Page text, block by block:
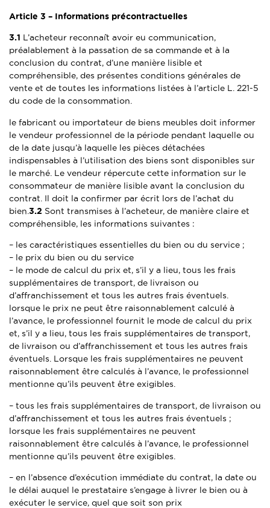
Article 3 – Informations précontractuelles
3.1 L’acheteur reconnaît avoir eu communication,
préalablement à la passation de sa commande et à la
conclusion du contrat, d’une manière lisible et
compréhensible, des présentes conditions générales de
vente et de toutes les informations listées à l’article L. 221-5
du code de la consommation.
le fabricant ou importateur de biens meubles doit informer
le vendeur professionnel de la période pendant laquelle ou
de la date jusqu’à laquelle les pièces détachées
indispensables à l’utilisation des biens sont disponibles sur
le marché. Le vendeur répercute cette information sur le
consommateur de manière lisible avant la conclusion du
contrat. Il doit la confirmer par écrit lors de l’achat du
bien. 3.2 Sont transmises à l’acheteur, de manière claire et
compréhensible, les informations suivantes :
– les caractéristiques essentielles du bien ou du service ;
– le prix du bien ou du service
– le mode de calcul du prix et, s’il y a lieu, tous les frais
supplémentaires de transport, de livraison ou
d’affranchissement et tous les autres frais éventuels.
lorsque le prix ne peut être raisonnablement calculé à
l’avance, le professionnel fournit le mode de calcul du prix
et, s’il y a lieu, tous les frais supplémentaires de transport,
de livraison ou d’affranchissement et tous les autres frais
éventuels. Lorsque les frais supplémentaires ne peuvent
raisonnablement être calculés à l’avance, le professionnel
mentionne qu’ils peuvent être exigibles.
– tous les frais supplémentaires de transport, de livraison ou
d’affranchissement et tous les autres frais éventuels ;
lorsque les frais supplémentaires ne peuvent
raisonnablement être calculés à l’avance, le professionnel
mentionne qu’ils peuvent être exigibles.
– en l’absence d’exécution immédiate du contrat, la date ou
le délai auquel le prestataire s’engage à livrer le bien ou à
exécuter le service, quel que soit son prix